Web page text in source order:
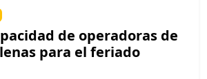
de operadoras de
para el feriado